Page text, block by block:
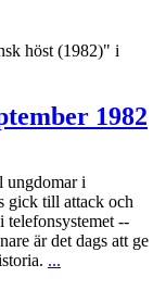
höst (1982)" i
1982
ungdomar i
gick till attack och
telefonsystemet --
är det dags att ge
...